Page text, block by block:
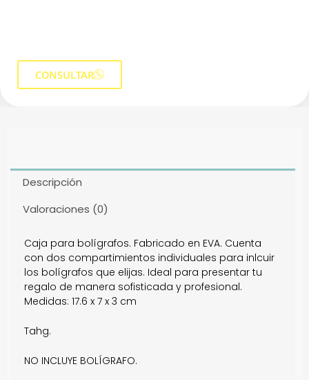
CONSULTAR
Descripción
Valoraciones (0)
Caja para bolígrafos. Fabricado en EVA. Cuenta
con dos compartimientos individuales para inlcuir
los bolígrafos que elijas. Ideal para presentar tu
regalo de manera sofisticada y profesional.
Medidas: 17.6 x 7 x 3 cm
Tahg.
NO INCLUYE BOLÍGRAFO.